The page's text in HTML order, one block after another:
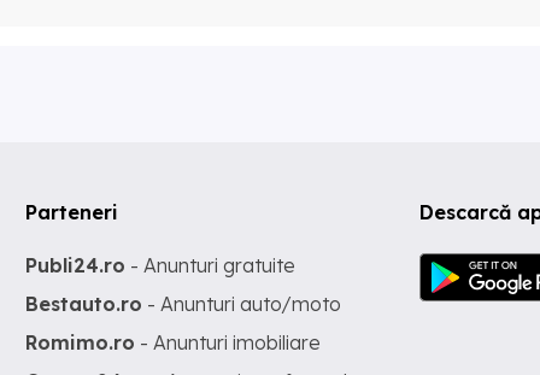
Descarcă
Parteneri
Publi24.ro - Anunturi gratuite
Bestauto.ro - Anunturi auto/moto
Romimo.ro - Anunturi imobiliare